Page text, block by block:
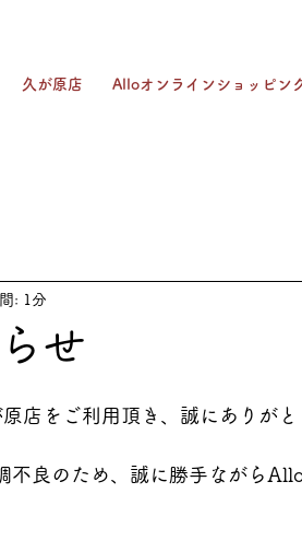
久が原店 Alloオンラインショッピン
せ
: 1分
店をご利用頂き、誠にありがと
良のため、誠に勝手ながら